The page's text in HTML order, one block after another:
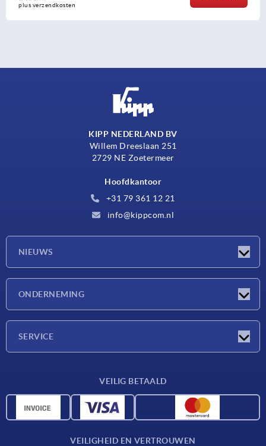
plus verzendkosten
KIPP NEDERLAND BV
Willem Dreeslaan 251
2729 NE Zoetermeer
Hoofdkantoor
+31 79 361 12 21
info@kippcom.nl
NIEUWS
ONDERNEMING
SERVICE
CAD-gegevens
VEILIG BETAALD
VEILIGHEID EN VERTROUWEN